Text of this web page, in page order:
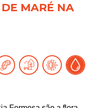
MARÉ NA